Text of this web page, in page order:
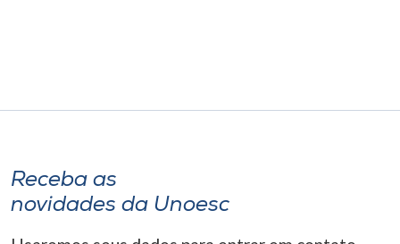
Receba as
novidades da Unoesc